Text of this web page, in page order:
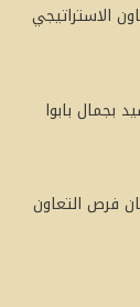
الاستراتيجي
بجمال بابوا
فرص التعاون